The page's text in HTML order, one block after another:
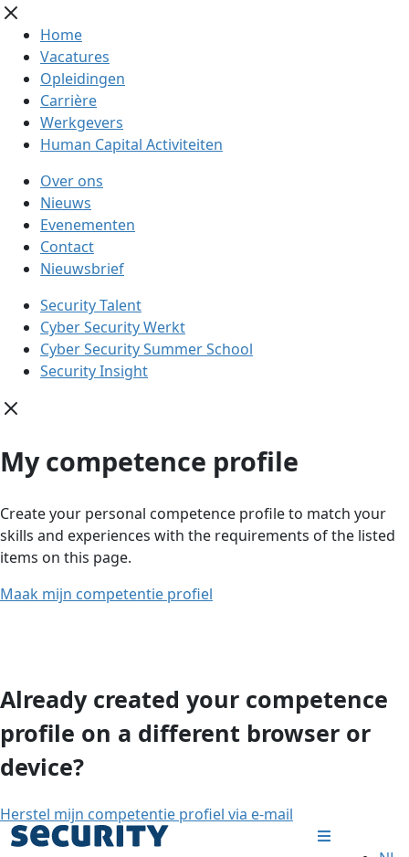
Home
Vacatures
Opleidingen
Carrière
Werkgevers
Human Capital Activiteiten
Over ons
Nieuws
Evenementen
Contact
Nieuwsbrief
Security Talent
Cyber Security Werkt
Cyber Security Summer School
Security Insight
My competence profile
Create your personal competence profile to match your
skills and experiences with the requirements of the listed
items on this page.
Maak mijn competentie profiel
Already created your competence
profile on a different browser or
device?
Herstel mijn competentie profiel via e-mail